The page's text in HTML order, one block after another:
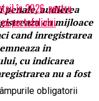
audierea
cu mijloace
cand inregistrarea
in
cu indicarea
nu a fost
în 2026, pentru
portofoliului
obligatorii